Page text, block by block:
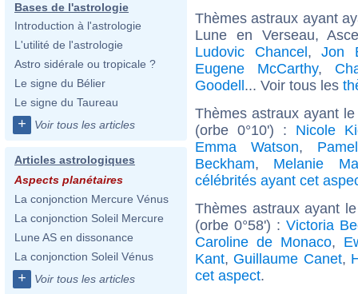
Bases de l'astrologie
Introduction à l'astrologie
L'utilité de l'astrologie
Astro sidérale ou tropicale ?
Le signe du Bélier
Le signe du Taureau
+ Voir tous les articles
Articles astrologiques
Aspects planétaires
La conjonction Mercure Vénus
La conjonction Soleil Mercure
Lune AS en dissonance
La conjonction Soleil Vénus
+ Voir tous les articles
Thèmes astraux ayant
Lune en Verseau,
Ludovic Chancel,Jon
Eugene McCarthy,
Goodell... Voir tous les
Thèmes astraux ayant
(orbe 0°10') : Nicole
Emma Watson,
Beckham, Melanie
célébrités ayant cet
Thèmes astraux ayant
(orbe 0°58') : Victoria
Caroline de Monaco,
Kant, Guillaume Canet,
cet aspect.